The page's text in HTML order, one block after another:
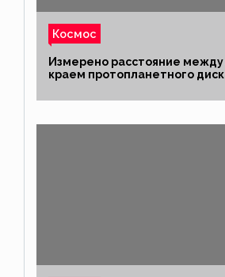
Космос
Измерено расстояние между
краем протопланетного